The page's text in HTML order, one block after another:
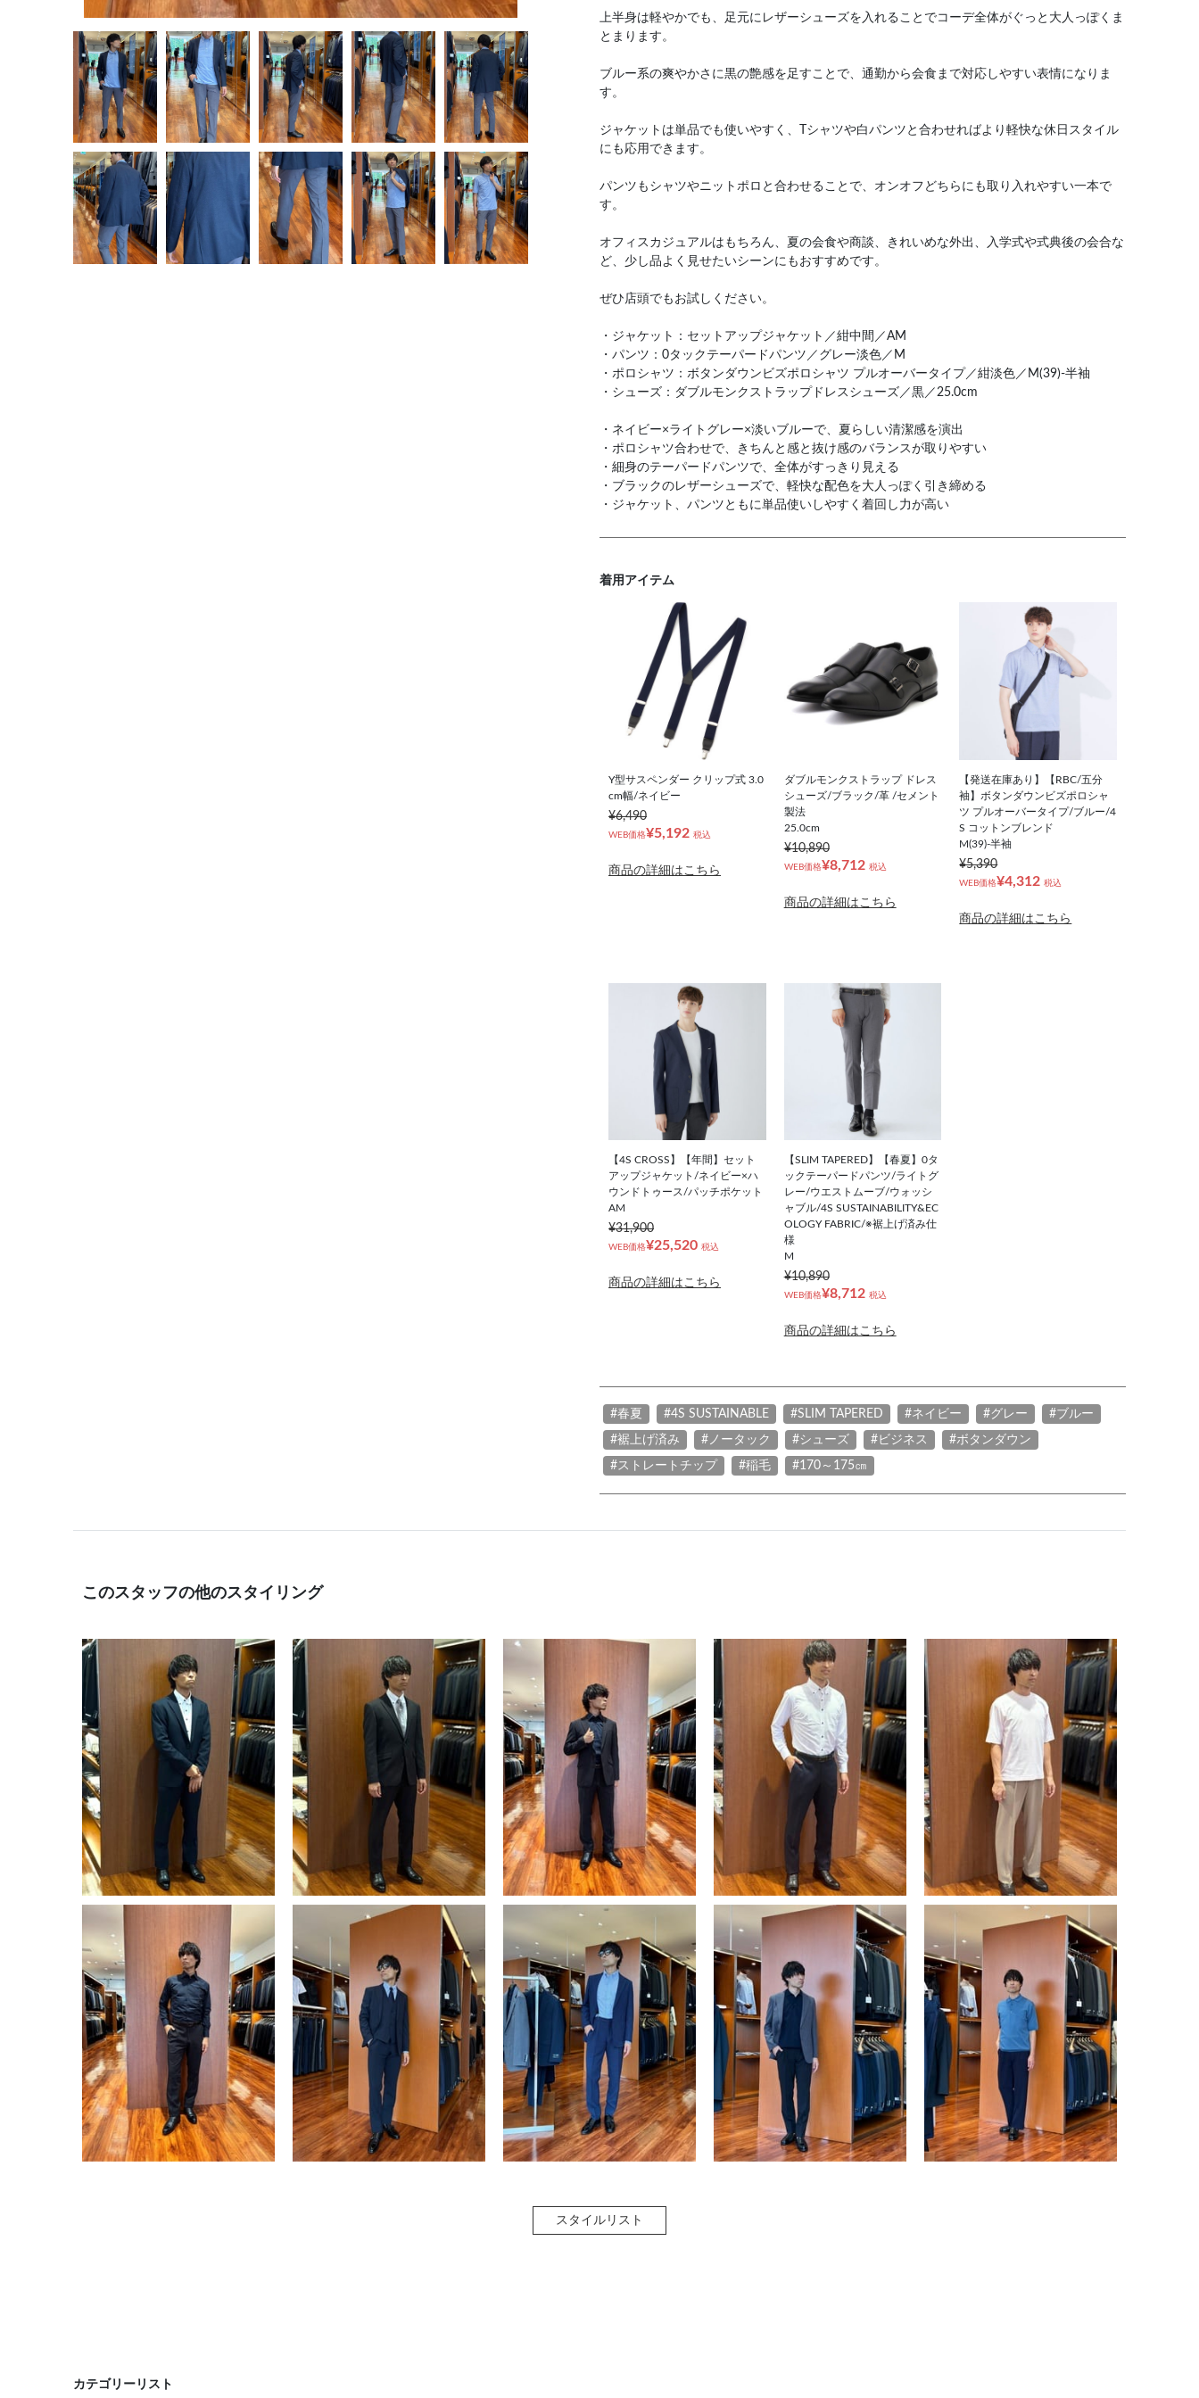
上半身は軽やかでも、足元にレザーシューズを入れることでコーデ全体がぐっと大人っぽくま
とまります。
ブルー系の爽やかさに黒の艶感を足すことで、通勤から会食まで対応しやすい表情になりま
す。
ジャケットは単品でも使いやすく、Tシャツや白パンツと合わせればより軽快な休日スタイル
にも応用できます。
パンツもシャツやニットポロと合わせることで、オンオフどちらにも取り入れやすい一本で
す。
オフィスカジュアルはもちろん、夏の会食や商談、きれいめな外出、入学式や式典後の会合な
ど、少し品よく見せたいシーンにもおすすめです。
ぜひ店頭でもお試しください。
・ジャケット：セットアップジャケット／紺中間／AM
・パンツ：0タックテーパードパンツ／グレー淡色／M
・ポロシャツ：ボタンダウンビズポロシャツ プルオーバータイプ／紺淡色／M(39)-半袖
・シューズ：ダブルモンクストラップドレスシューズ／黒／25.0cm
・ネイビー×ライトグレー×淡いブルーで、夏らしい清潔感を演出
・ポロシャツ合わせで、きちんと感と抜け感のバランスが取りやすい
・細身のテーパードパンツで、全体がすっきり見える
・ブラックのレザーシューズで、軽快な配色を大人っぽく引き締める
・ジャケット、パンツともに単品使いしやすく着回し力が高い
着用アイテム
Y型サスペンダー クリップ式 3.0
cm幅/ネイビー
¥6,490
WEB価格¥5,192 税込
商品の詳細はこちら
ダブルモンクストラップ ドレス
シューズ/ブラック/革 /セメント
製法
25.0cm
¥10,890
WEB価格¥8,712 税込
商品の詳細はこちら
【発送在庫あり】【RBC/五分
袖】ボタンダウンビズポロシャ
ツ プルオーバータイプ/ブルー/4
S コットンブレンド
M(39)-半袖
¥5,390
WEB価格¥4,312 税込
商品の詳細はこちら
【4S CROSS】【年間】セット
アップジャケット/ネイビー×ハ
ウンドトゥース/パッチポケット
AM
¥31,900
WEB価格¥25,520 税込
商品の詳細はこちら
【SLIM TAPERED】【春夏】0タ
ックテーパードパンツ/ライトグ
レー/ウエストムーブ/ウォッシ
ャブル/4S SUSTAINABILITY&EC
OLOGY FABRIC/※裾上げ済み仕
様
M
¥10,890
WEB価格¥8,712 税込
商品の詳細はこちら
#春夏 #4S SUSTAINABLE #SLIM TAPERED #ネイビー #グレー #ブルー
#裾上げ済み #ノータック #シューズ #ビジネス #ボタンダウン
#ストレートチップ #稲毛 #170～175㎝
このスタッフの他のスタイリング
スタイルリスト
カテゴリーリスト